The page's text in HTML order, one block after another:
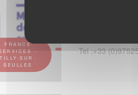
FRANCE
-
TILLY-SUR-
SEULLES
Tel :+33